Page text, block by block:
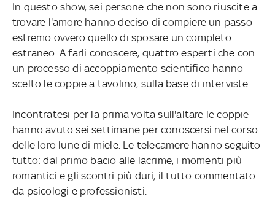
In questo show, sei persone che non sono riuscite a
trovare l'amore hanno deciso di compiere un passo
estremo ovvero quello di sposare un completo
estraneo. A farli conoscere, quattro esperti che con
un processo di accoppiamento scientifico hanno
scelto le coppie a tavolino, sulla base di interviste.
Incontratesi per la prima volta sull'altare le coppie
hanno avuto sei settimane per conoscersi nel corso
delle loro lune di miele. Le telecamere hanno seguito
tutto: dal primo bacio alle lacrime, i momenti più
romantici e gli scontri più duri, il tutto commentato
da psicologi e professionisti.